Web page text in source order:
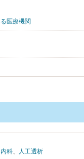
医療機関
科、 人工透析